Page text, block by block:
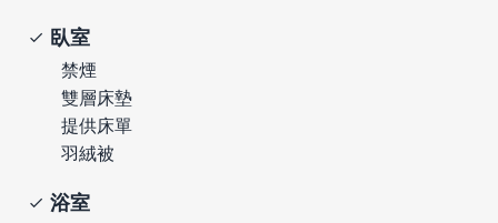
臥室
禁煙
雙層床墊
提供床單
羽絨被
浴室